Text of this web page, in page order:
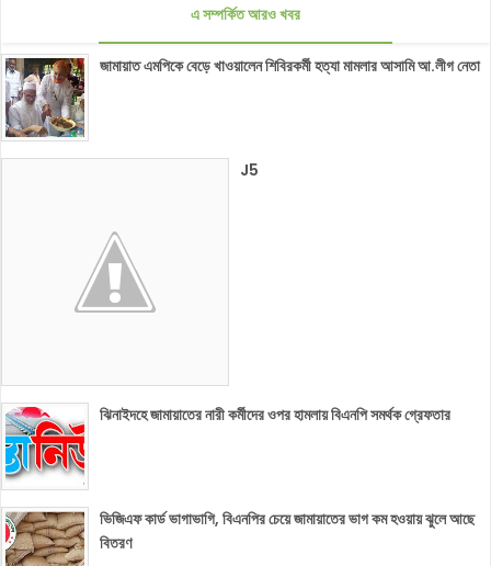
এ সম্পর্কিত আরও খবর
জামায়াত এমপিকে বেড়ে খাওয়ালেন শিবিরকর্মী হত্যা মামলার আসামি আ.লীগ নেতা
J5
ঝিনাইদহে জামায়াতের নারী কর্মীদের ওপর হামলায় বিএনপি সমর্থক গ্রেফতার
ভিজিএফ কার্ড ভাগাভাগি, বিএনপির চেয়ে জামায়াতের ভাগ কম হওয়ায় ঝুলে আছে
বিতরণ